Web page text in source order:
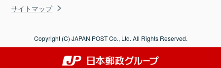
サイトマップ
Copyright (C) JAPAN POST Co., Ltd. All Rights Reserved.